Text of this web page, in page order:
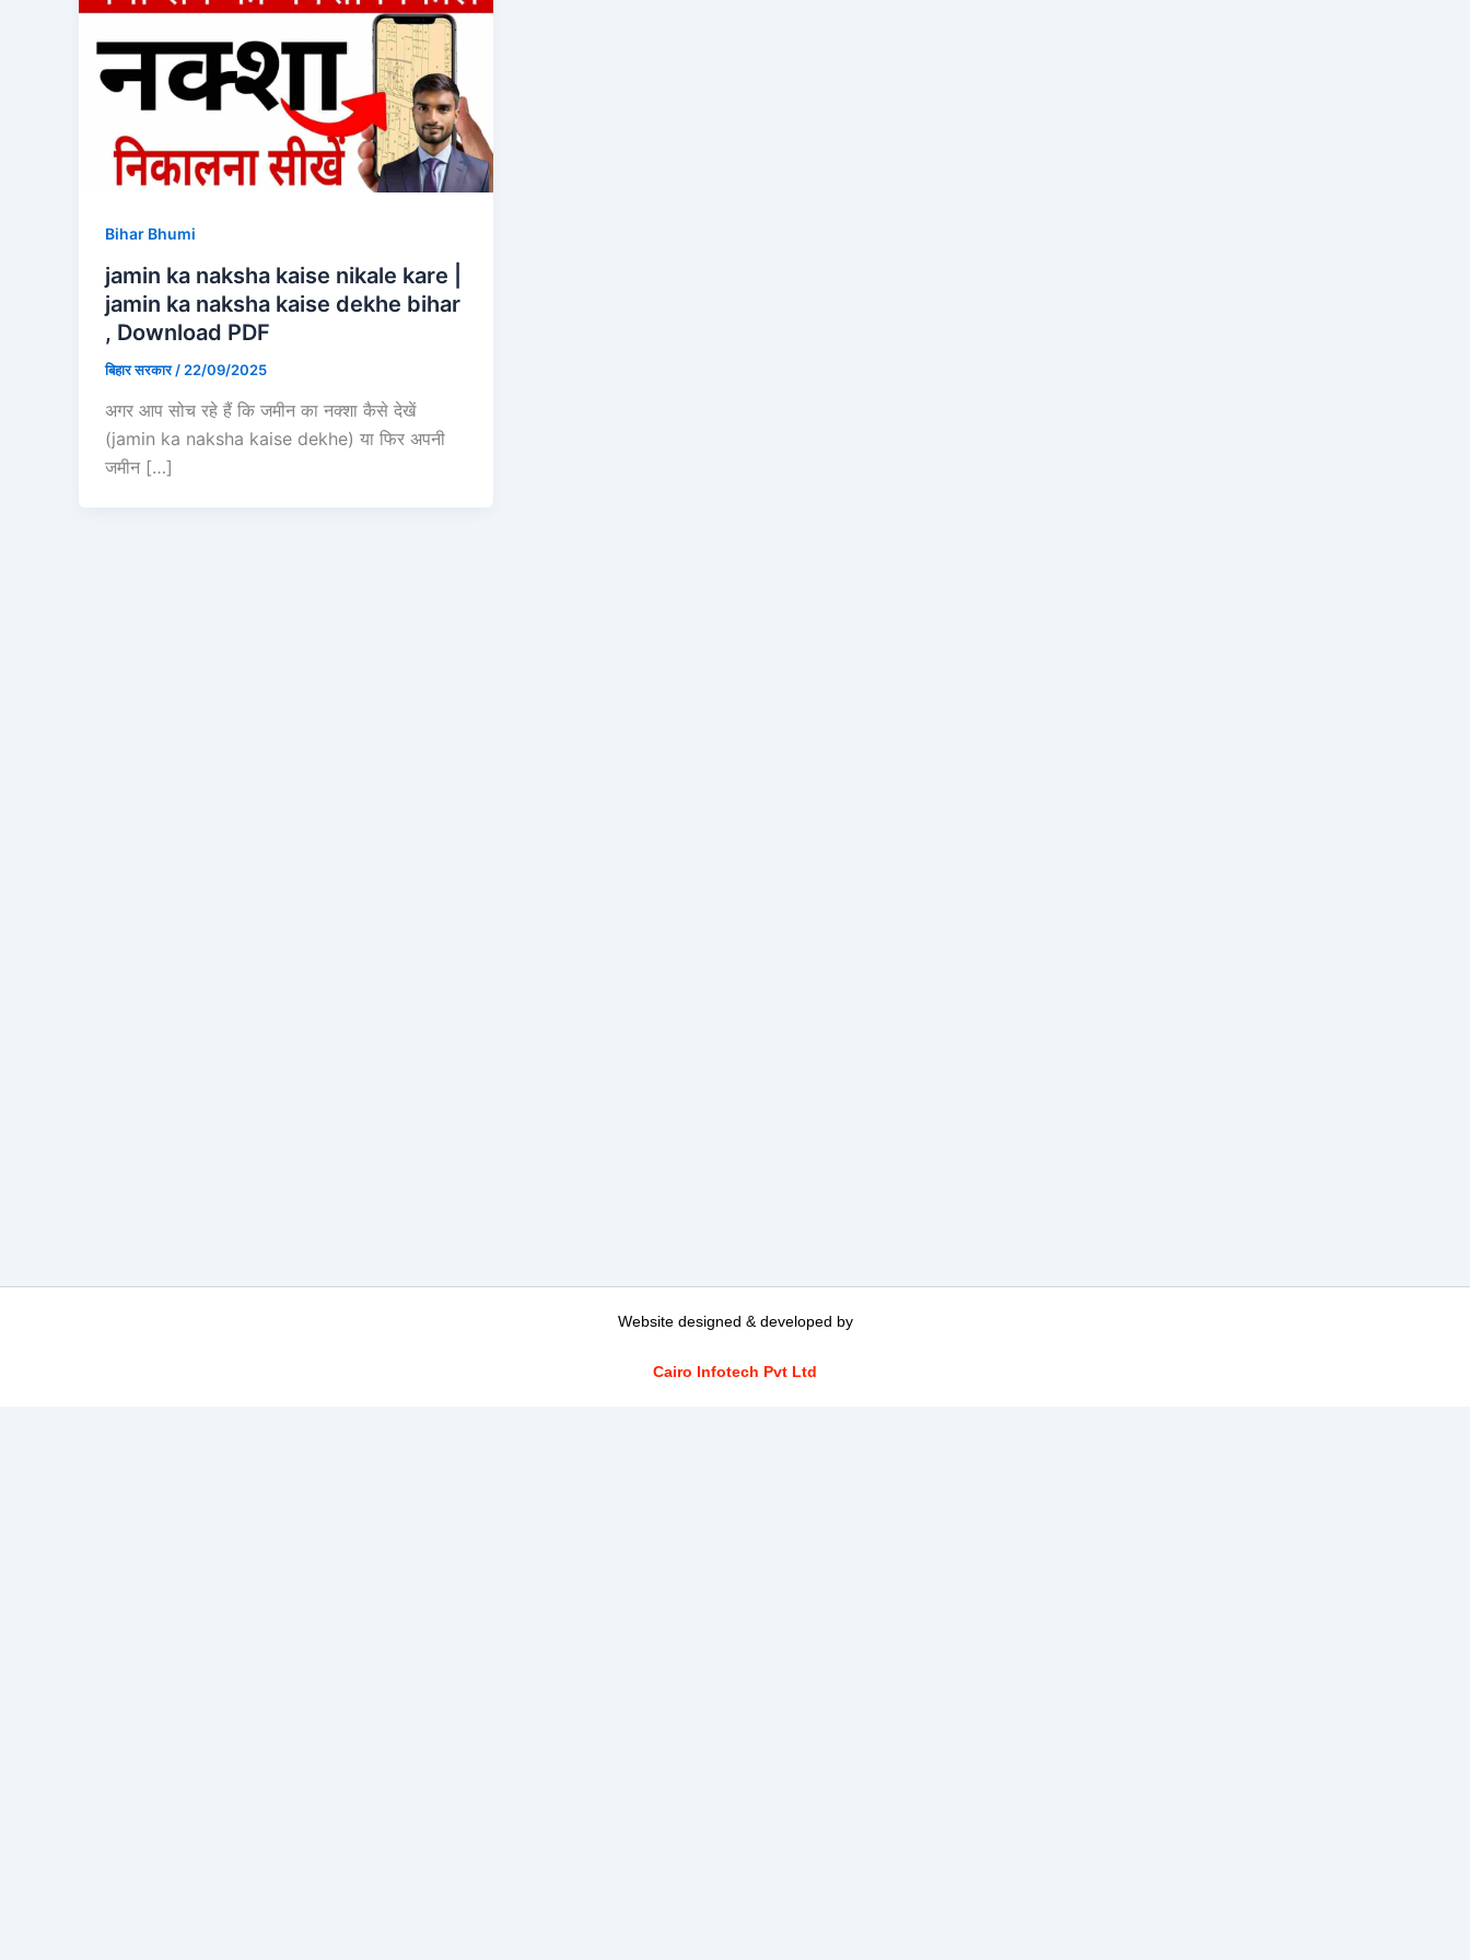
Bihar Bhumi
jamin ka naksha kaise nikale kare |
jamin ka naksha kaise dekhe bihar
, Download PDF
बिहार सरकार/ 22/09/2025
अगर आप सोच रहे हैं कि जमीन का नक्शा कैसे देखें
(jamin ka naksha kaise dekhe) या फिर अपनी
जमीन […]
Website designed & developed by
Cairo Infotech Pvt Ltd